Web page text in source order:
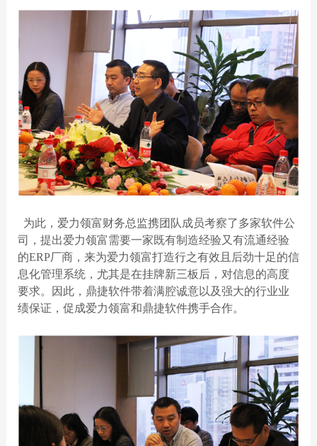
为此，爱力领富财务总监携团队成员考察了多家软件公
司，提出爱力领富需要一家既有制造经验又有流通经验
的ERP厂商，来为爱力领富打造行之有效且后劲十足的信
息化管理系统，尤其是在挂牌新三板后，对信息的高度
要求。因此，鼎捷软件带着满腔诚意以及强大的行业业
绩保证，促成爱力领富和鼎捷软件携手合作。